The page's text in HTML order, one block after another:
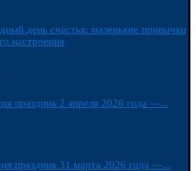
день счастья: маленькие привычки
настроения
праздник 2 апреля 2026 года —...
праздник 31 марта 2026 года —...